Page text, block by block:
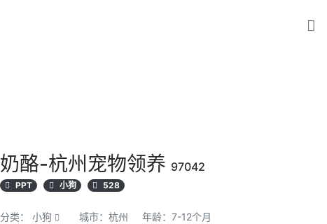
奶酪-杭州宠物领养 97042
PPT 小狗 528
分类： 小狗 城市：杭州
年龄：7-12个月